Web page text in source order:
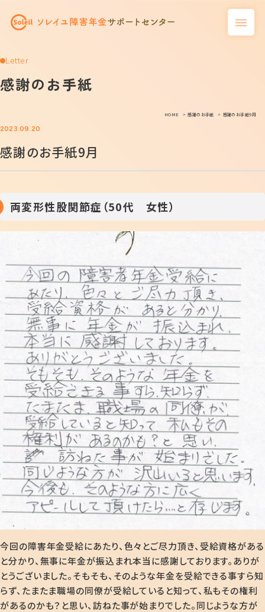
Letter
感謝のお手紙
HOME 感謝のお手紙 感謝のお手紙9月
2023.09.20
感謝のお手紙9月
両変形性股関節症（50代 女性）
今回の障害年金受給にあたり、色々とご尽力頂き、受給資格がある
と分かり、無事に年金が振込まれ本当に感謝しております。ありが
とうございました。そもそも、そのような年金を受給できる事すら知
らず、たまたま職場の同僚が受給していると知って、私もその権利
があるのかも？と思い、訪ねた事が始まりでした。同じような方が